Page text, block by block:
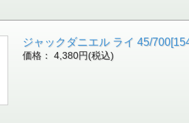
ジャックダニエル ライ 45/
価格： 4,380円(税込)